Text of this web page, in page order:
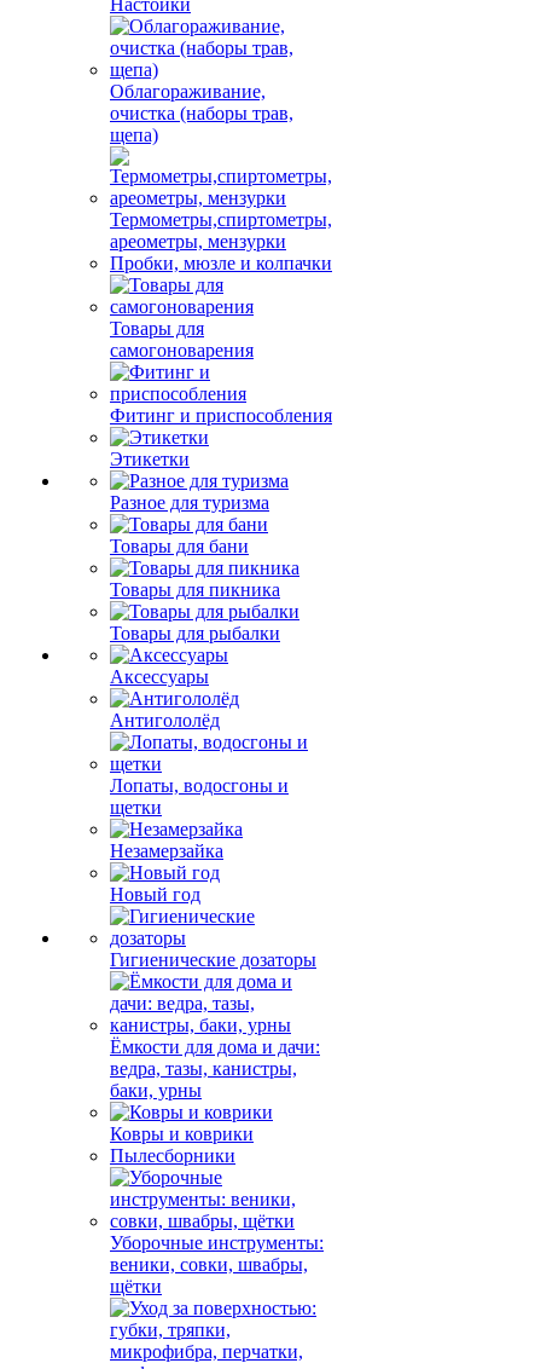
Настойки
Облагораживание,
очистка (наборы трав,
щепа)
Термометры,спиртометры,
ареометры, мензурки
Пробки, мюзле и колпачки
Товары для
самогоноварения
Фитинг и приспособления
Этикетки
Разное для туризма
Товары для бани
Товары для пикника
Товары для рыбалки
Аксессуары
Антигололёд
Лопаты, водосгоны и
щетки
Незамерзайка
Новый год
Гигиенические дозаторы
Ёмкости для дома и дачи:
ведра, тазы, канистры,
баки, урны
Ковры и коврики
Пылесборники
Уборочные инструменты:
веники, совки, швабры,
щётки